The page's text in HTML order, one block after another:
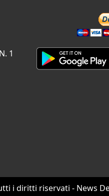
1
i diritti riservati - News